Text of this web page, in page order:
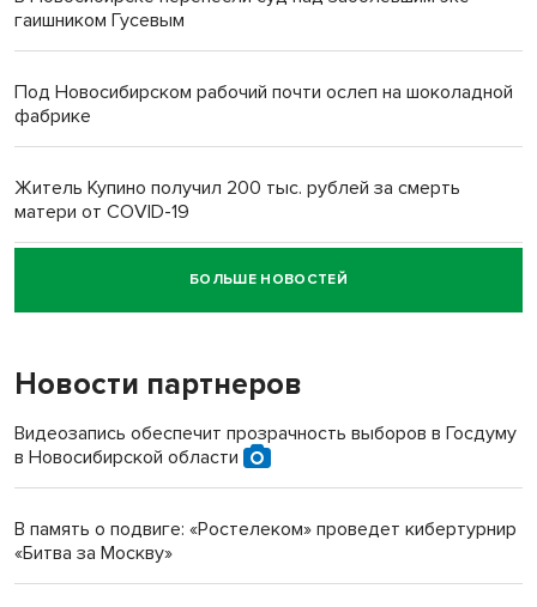
гаишником Гусевым
Под Новосибирском рабочий почти ослеп на шоколадной
фабрике
Житель Купино получил 200 тыс. рублей за смерть
матери от COVID-19
Новосибирский суд наказал водителя за смерть
пенсионерки на вокзале
БОЛЬШЕ НОВОСТЕЙ
Новости партнеров
Видеозапись обеспечит прозрачность выборов в Госдуму
в Новосибирской области
В память о подвиге: «Ростелеком» проведет кибертурнир
«Битва за Москву»